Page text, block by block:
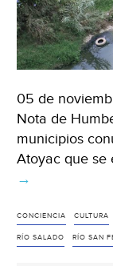
05 de
Nota de
municipios
Atoyac que se
→
CONCIENCIA CULTURA
RÍO SALADO RÍO SAN